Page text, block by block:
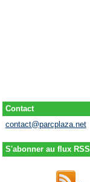
Contact
contact@parcplaza.net
S'abonner au flux RSS